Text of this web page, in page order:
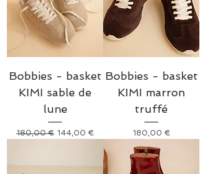
Bobbies - basket
KIMI sable de
lune
Prix original
180,00 € Prix promotionnel
144,00 €
Bobbies - basket
KIMI marron
truffé
Prix
180,00 €